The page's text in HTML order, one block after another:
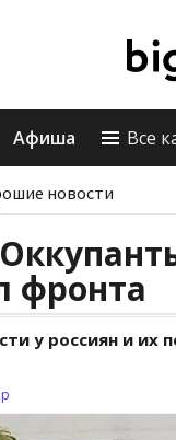
Афиша Все
новости
фронта
у россиян и их